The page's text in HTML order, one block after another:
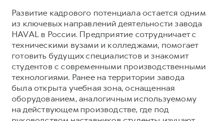
Развитие кадрового потенциала остается одним
из ключевых направлений деятельности завода
HAVAL в России. Предприятие сотрудничает с
техническими вузами и колледжами, помогает
готовить будущих специалистов и знакомит
студентов с современными производственными
технологиями. Ранее на территории завода
была открыта учебная зона, оснащенная
оборудованием, аналогичным используемому
на действующем производстве, где под